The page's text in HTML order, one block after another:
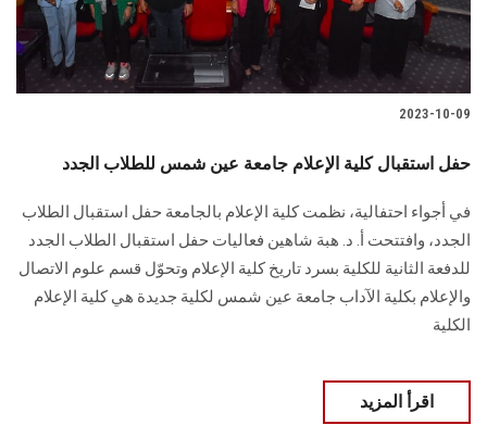
2023-10-09
حفل استقبال كلية الإعلام جامعة عين شمس للطلاب الجدد
في أجواء احتفالية، نظمت كلية الإعلام بالجامعة حفل استقبال الطلاب
الجدد، وافتتحت أ. د. هبة شاهين فعاليات حفل استقبال الطلاب الجدد
للدفعة الثانية للكلية بسرد تاريخ كلية الإعلام وتحوّل قسم علوم الاتصال
والإعلام بكلية الآداب جامعة عين شمس لكلية جديدة هي كلية الإعلام
الكلية
اقرأ المزيد